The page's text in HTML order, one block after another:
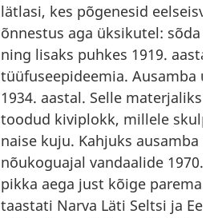
lätlasi, kes põgenesid
õnnestus aga üksikutel: sõda
ning lisaks puhkes 1919. aastal
tüüfuseepideemia. Ausamba
1934. aastal. Selle materjaliks
toodud kiviplokk, millele
naise kuju. Kahjuks ausamba
nõukoguajal vandaalide 1970.
pikka aega just kõige paremas
taastati Narva Läti Seltsi ja